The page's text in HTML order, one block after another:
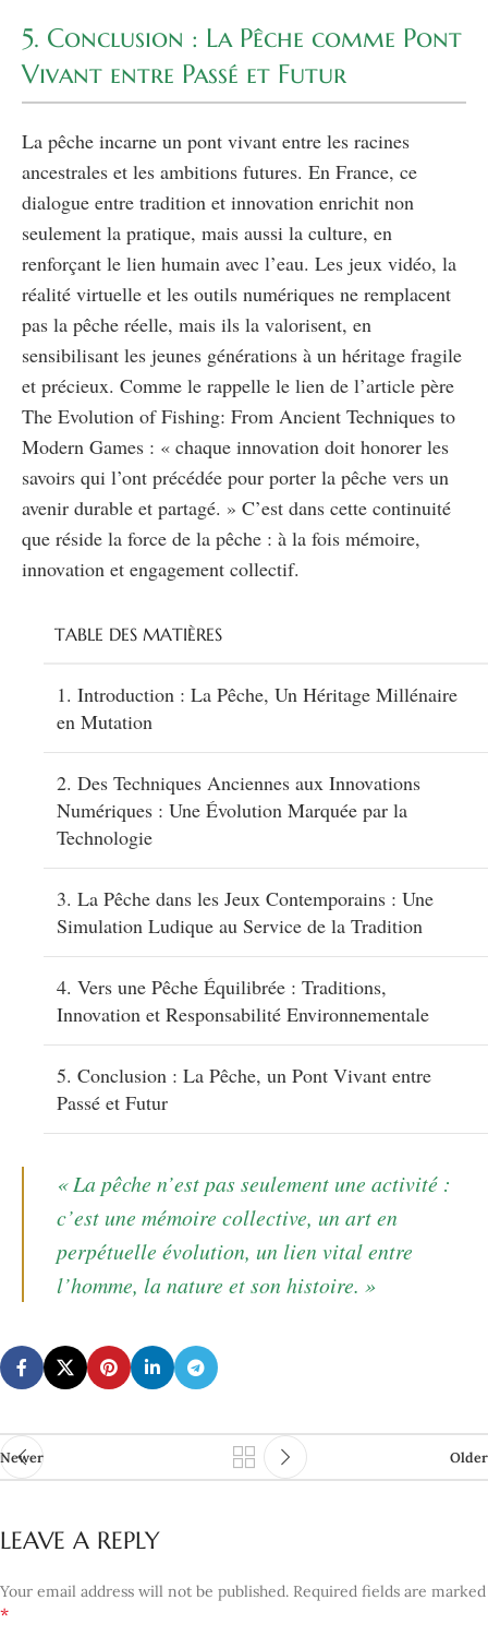
5. Conclusion : La Pêche comme Pont
Vivant entre Passé et Futur
La pêche incarne un pont vivant entre les racines
ancestrales et les ambitions futures. En France, ce
dialogue entre tradition et innovation enrichit non
seulement la pratique, mais aussi la culture, en
renforçant le lien humain avec l’eau. Les jeux vidéo, la
réalité virtuelle et les outils numériques ne remplacent
pas la pêche réelle, mais ils la valorisent, en
sensibilisant les jeunes générations à un héritage fragile
et précieux. Comme le rappelle le lien de l’article père
The Evolution of Fishing: From Ancient Techniques to
Modern Games : « chaque innovation doit honorer les
savoirs qui l’ont précédée pour porter la pêche vers un
avenir durable et partagé. » C’est dans cette continuité
que réside la force de la pêche : à la fois mémoire,
innovation et engagement collectif.
TABLE DES MATIÈRES
1. Introduction : La Pêche, Un Héritage Millénaire
en Mutation
2. Des Techniques Anciennes aux Innovations
Numériques : Une Évolution Marquée par la
Technologie
3. La Pêche dans les Jeux Contemporains : Une
Simulation Ludique au Service de la Tradition
4. Vers une Pêche Équilibrée : Traditions,
Innovation et Responsabilité Environnementale
5. Conclusion : La Pêche, un Pont Vivant entre
Passé et Futur
« La pêche n’est pas seulement une activité :
c’est une mémoire collective, un art en
perpétuelle évolution, un lien vital entre
l’homme, la nature et son histoire. »
Newer Older
LEAVE A REPLY
Your email address will not be published. Required fields are marked
*